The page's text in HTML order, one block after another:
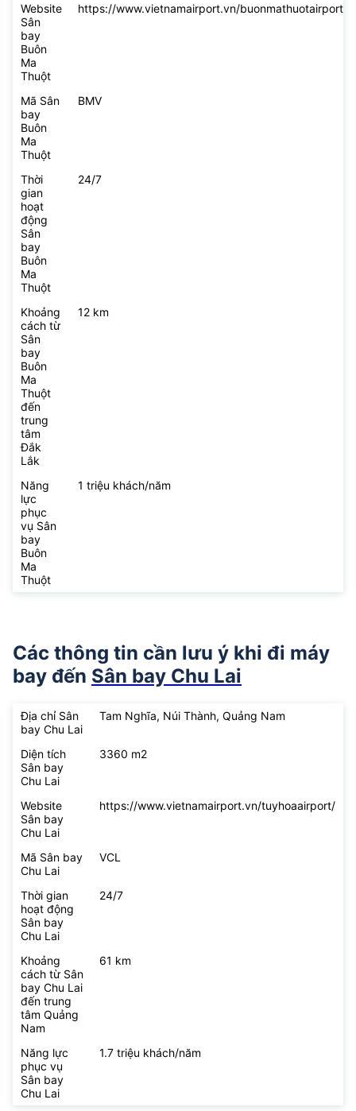
Website
Sân
bay
Buôn
Ma
Thuột
https://www.vietnamairport.vn/buonmathuotairport/
Mã Sân
bay
Buôn
Ma
Thuột
BMV
Thời
gian
hoạt
động
Sân
bay
Buôn
Ma
Thuột
24/7
Khoảng
cách từ
Sân
bay
Buôn
Ma
Thuột
đến
trung
tâm
Đắk
Lắk
12 km
Năng
lực
phục
vụ Sân
bay
Buôn
Ma
Thuột
1 triệu khách/năm
Các thông tin cần lưu ý khi đi máy
bay đến Sân bay Chu Lai
Địa chỉ Sân
bay Chu Lai
Tam Nghĩa, Núi Thành, Quảng Nam
Diện tích
Sân bay
Chu Lai
3360 m2
Website
Sân bay
Chu Lai
https://www.vietnamairport.vn/tuyhoaairport/
Mã Sân bay
Chu Lai
VCL
Thời gian
hoạt động
Sân bay
Chu Lai
24/7
Khoảng
cách từ Sân
bay Chu Lai
đến trung
tâm Quảng
Nam
61 km
Năng lực
phục vụ
Sân bay
Chu Lai
1.7 triệu khách/năm